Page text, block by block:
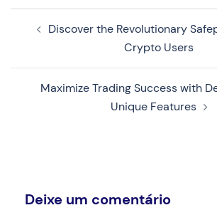
Discover the Revolutionary
Crypto Users
Maximize Trading Success with
Unique Features
Deixe um comentário